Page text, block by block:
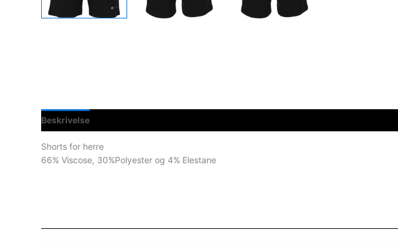
Beskrivelse
Shorts for herre
66% Viscose, 30%Polyester og 4% Elestane